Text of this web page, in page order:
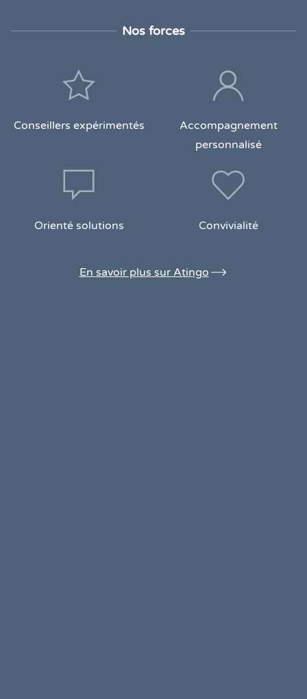
Nos forces
Conseillers expérimentés
Accompagnement
personnalisé
Orienté solutions Convivialité
En savoir plus sur Atingo